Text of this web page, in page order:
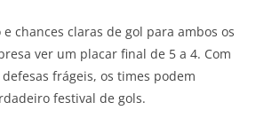
chances claras de gol para ambos os
ver um placar final de 5 a 4. Com
frágeis, os times podem
festival de gols.